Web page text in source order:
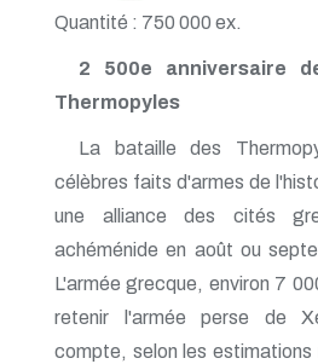
Quantité : 750 000 ex.
2 500e anniversaire
Thermopyles
La bataille des
célèbres faits d'armes de
une alliance des cités
achéménide en août ou
L'armée grecque, environ 7
retenir l'armée perse de
compte, selon les